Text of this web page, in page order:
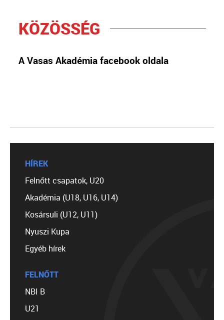
KÖZÖSSÉG
A Vasas Akadémia facebook oldala
HÍREK
Felnőtt csapatok, U20
Akadémia (U18, U16, U14)
Kosársuli (U12, U11)
Nyuszi Kupa
Egyéb hírek
FELNŐTT
NBI B
U21